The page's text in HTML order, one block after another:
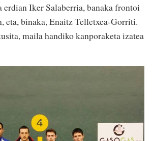
erdian Iker Salaberria, banaka frontoi
eta, binaka, Enaitz Telletxea-Gorriti.
maila handiko kanporaketa izatea